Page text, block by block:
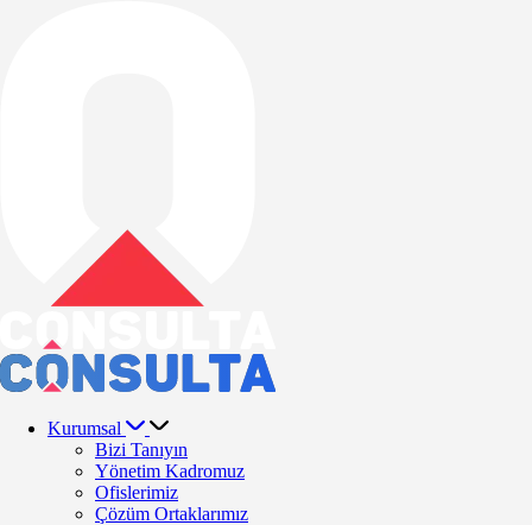
Kurumsal
Bizi Tanıyın
Yönetim Kadromuz
Ofislerimiz
Çözüm Ortaklarımız